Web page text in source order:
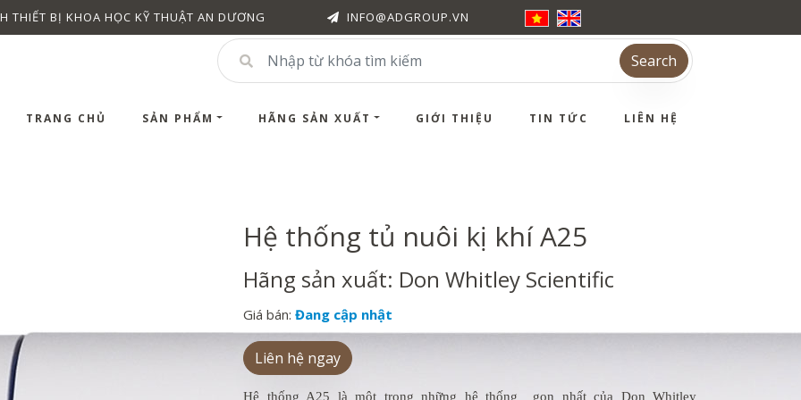
THIẾT BỊ KHOA HỌC KỸ THUẬT AN DƯƠNG INFO@ADGROUP.VN
Search
TRANG CHỦ SẢN PHẨM HÃNG SẢN XUẤT GIỚI THIỆU TIN TỨC LIÊN HỆ
Hệ thống tủ nuôi kị khí A25
Hãng sản xuất: Don Whitley Scientific
Giá bán: Đang cập nhật
Liên hệ ngay
Hệ thống A25 là một trong những hệ thống gọn nhất của Don Whitley